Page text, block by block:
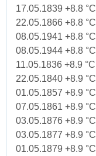
17.05.1839 +8.8 °C
22.05.1866 +8.8 °C
08.05.1941 +8.8 °C
08.05.1944 +8.8 °C
11.05.1836 +8.9 °C
22.05.1840 +8.9 °C
01.05.1857 +8.9 °C
07.05.1861 +8.9 °C
03.05.1876 +8.9 °C
03.05.1877 +8.9 °C
01.05.1879 +8.9 °C